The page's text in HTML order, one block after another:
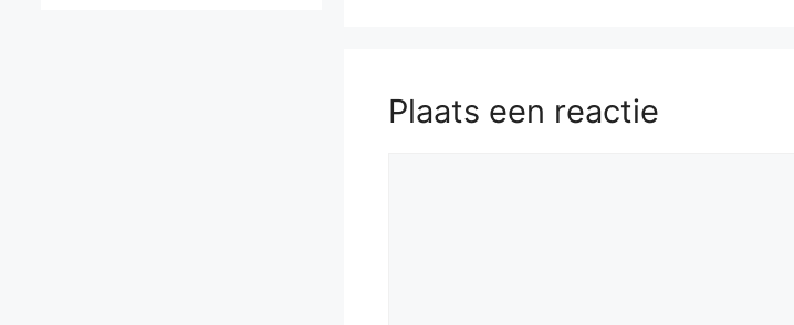
Plaats een reactie